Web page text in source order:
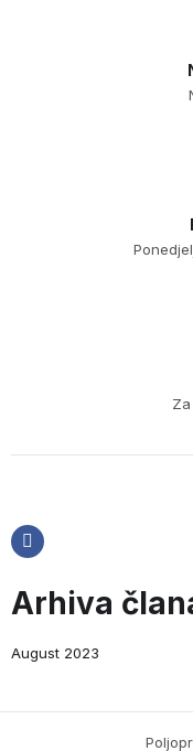
Arhiva
August 2023